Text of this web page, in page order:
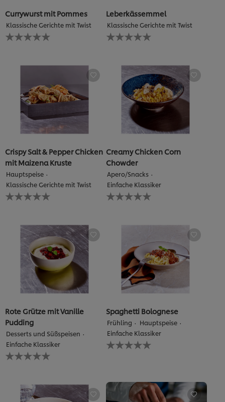
Currywurst mit Pommes
Klassische Gerichte mit Twist
Keine
Bewertungen
recipe
Leberkässemmel
Klassische Gerichte mit Twist
Keine
Bewertungen
recipe
abgegeben
Crispy Salt & Pepper Chicken
mit Maizena Kruste
Hauptspeise
Klassische Gerichte mit Twist
Keine
Bewertungen
recipe
abgegeben
Creamy Chicken Corn
Chowder
Apero/Snacks
Einfache Klassiker
Keine
Bewertungen
Rote Grütze mit Vanille
Pudding
Desserts und Süßspeisen
Einfache Klassiker
Keine
Bewertungen
recipe
abgegeben
Spaghetti Bolognese
Frühling
Hauptspeise
Einfache Klassiker
Keine
Bewertungen
abgegeben